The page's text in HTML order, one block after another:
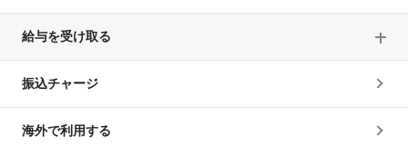
給与を受け取る
振込チャージ
海外で利用する